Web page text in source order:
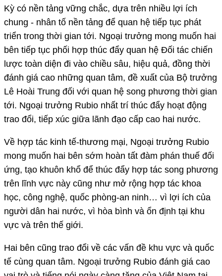
Kỳ có nền tảng vững chắc, dựa trên nhiều lợi ích
chung - nhân tố nền tảng để quan hệ tiếp tục phát
triển trong thời gian tới. Ngoại trưởng mong muốn hai
bên tiếp tục phối hợp thúc đẩy quan hệ Đối tác chiến
lược toàn diện đi vào chiều sâu, hiệu quả, đồng thời
đánh giá cao những quan tâm, đề xuất của Bộ trưởng
Lê Hoài Trung đối với quan hệ song phương thời gian
tới. Ngoại trưởng Rubio nhất trí thúc đẩy hoạt động
trao đổi, tiếp xúc giữa lãnh đạo cấp cao hai nước.
Về hợp tác kinh tế-thương mại, Ngoại trưởng Rubio
mong muốn hai bên sớm hoàn tất đàm phán thuế đối
ứng, tạo khuôn khổ để thúc đẩy hợp tác song phương
trên lĩnh vực này cũng như mở rộng hợp tác khoa
học, công nghệ, quốc phòng-an ninh… vì lợi ích của
người dân hai nước, vì hòa bình và ổn định tại khu
vực và trên thế giới.
Hai bên cũng trao đổi về các vấn đề khu vực và quốc
tế cùng quan tâm. Ngoại trưởng Rubio đánh giá cao